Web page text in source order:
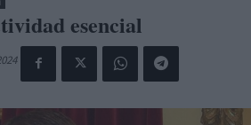
esencial